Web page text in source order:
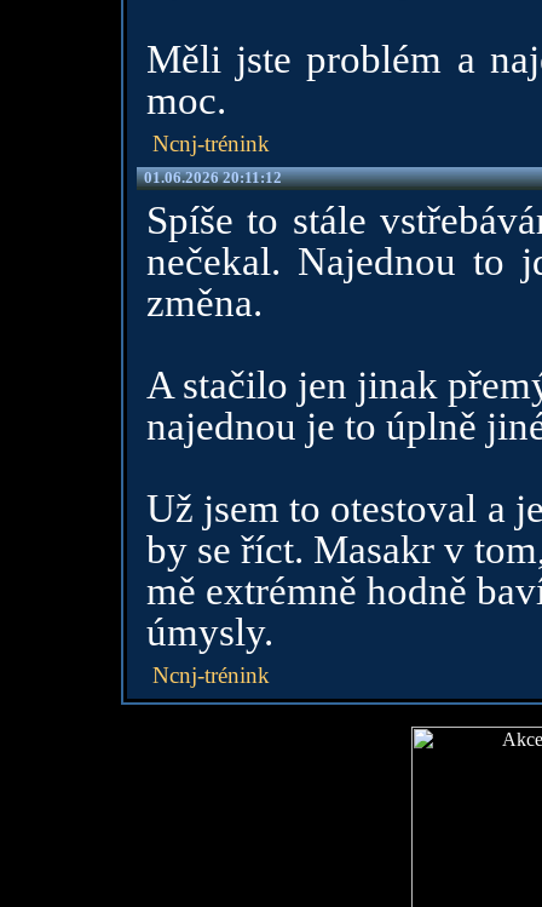
Měli jste problém a
moc.
Ncnj-trénink
01.06.2026 20:11:12
Spíše to stále
nečekal. Najednou to
změna.
A stačilo jen jinak
najednou je to úplně
Už jsem to otestoval a
by se říct. Masakr v
mě extrémně hodně
úmysly.
Ncnj-trénink